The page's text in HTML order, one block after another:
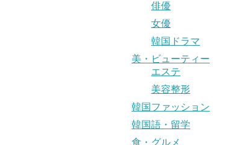
俳優
女優
韓国ドラマ
美・ビューティー
エステ
美容整形
韓国ファッション
韓国語・留学
食・グルメ